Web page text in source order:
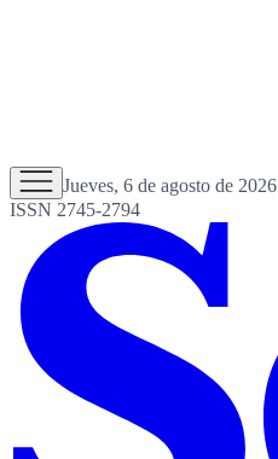
Jueves, 6 de agosto de 2026
ISSN 2745-2794